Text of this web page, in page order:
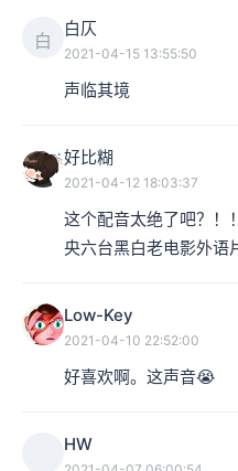
白
白仄
2021-04-15 13:55:50
声临其境
好比糊
2021-04-12 18:03:37
这个配音太绝了吧？！
央六台黑白老电影外语
Low-Key
2021-04-10 22:52:00
好喜欢啊。这声音😭
HW